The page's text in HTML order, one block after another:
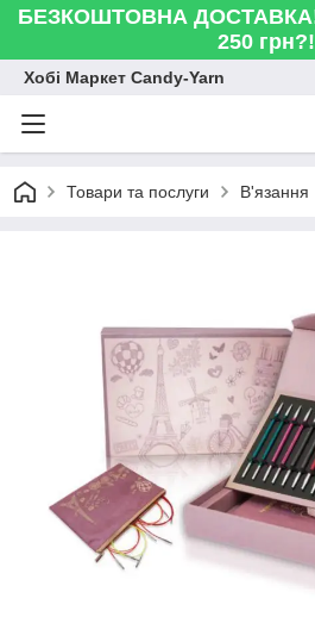
БЕЗКОШТОВНА ДОСТАВКА!
250 грн?!
Хобі Маркет Candy-Yarn
Товари та послуги В'язання